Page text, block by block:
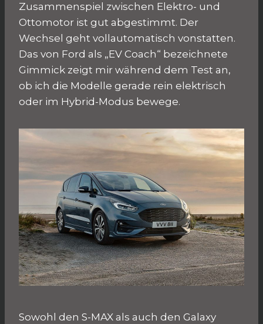
Zusammenspiel zwischen Elektro- und
Ottomotor ist gut abgestimmt. Der
Wechsel geht vollautomatisch vonstatten.
Das von Ford als „EV Coach“ bezeichnete
Gimmick zeigt mir während dem Test an,
ob ich die Modelle gerade rein elektrisch
oder im Hybrid-Modus bewege.
Sowohl den S-MAX als auch den Galaxy